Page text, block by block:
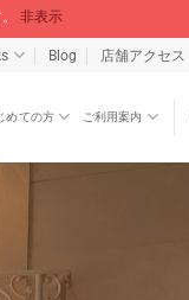
非表示
Blog 店舗アクセス
めての方 ご利用案内